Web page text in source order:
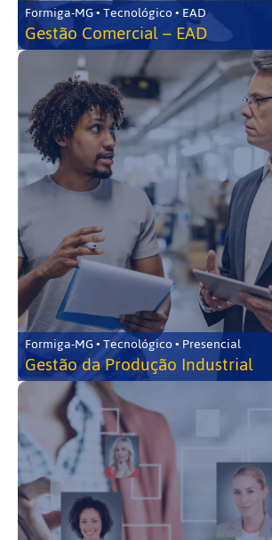
Formiga-MG • Tecnológico • EAD
Gestão Comercial – EAD
Formiga-MG • Tecnológico • Presencial
Gestão da Produção Industrial